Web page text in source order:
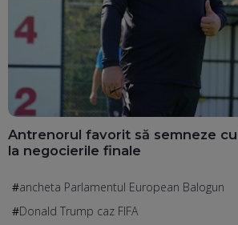
Antrenorul favorit să semneze cu
la negocierile finale
ancheta Parlamentul European Balogun
Donald Trump caz FIFA